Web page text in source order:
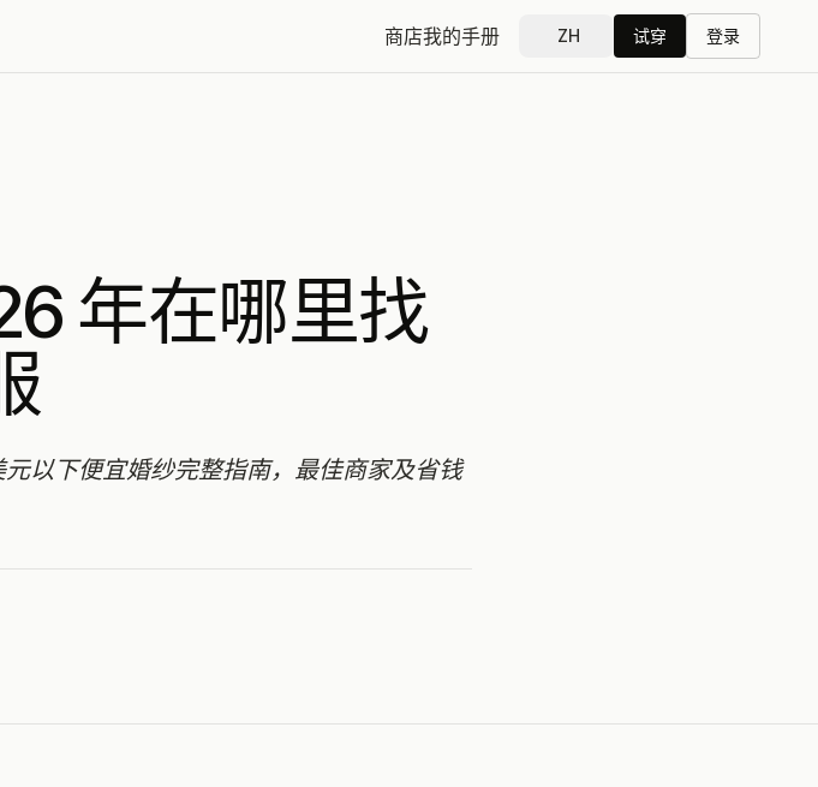
商店我的手册 ZH 试穿 登录
年在哪里找
以下便宜婚纱完整指南，最佳商家及省钱